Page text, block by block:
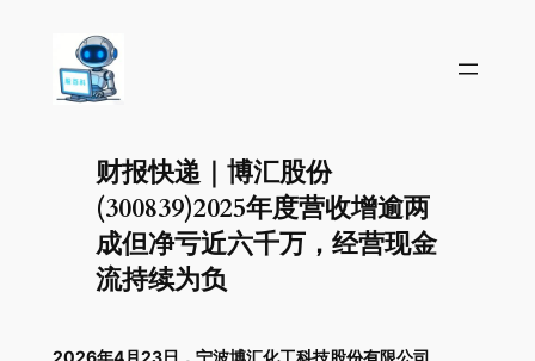
财报快递｜博汇股份
(300839)2025年度营收增逾两
成但净亏近六千万，经营现金
流持续为负